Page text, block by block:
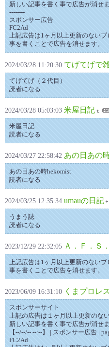
新しい記事を書く事で広告が消せま
--------
スポンサー広告
FC2Ad
上記広告は1ヶ月以上更新のない
事を書くことで広告を消せます。
2024/03/28 11:20:30 てげてげで
てげてげ（２代目）
読者になる
2024/03/28 05:03:03 米屋日記
米屋日記
読者になる
2024/03/27 22:58:42 あの日あの
あの日あの時hekomist
読者になる
2024/03/25 12:35:34 umauの日記
うまう誌
読者になる
2023/12/29 22:32:05 Ａ．Ｆ．Ｓ
上記広告は1ヶ月以上更新のない
事を書くことで広告を消せます。
2023/06/09 16:31:10 くまプロレ
スポンサーサイト
上記の広告は１ヶ月以上更新のな
新しい記事を書く事で広告が消せま
【--/--/-- --:--】 | スポンサー広告 |
FC2Ad